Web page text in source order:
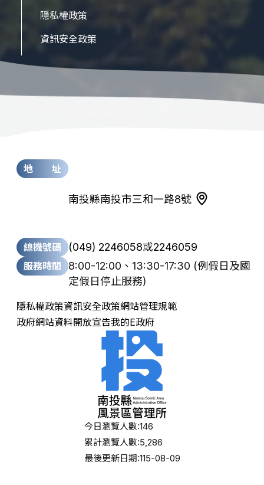
隱私權政策
資訊安全政策
今日瀏覽人數:146
累計瀏覽人數:5,286
最後更新日期:115-08-09
地 址
南投縣南投市三和一路8號
總機號碼 (049) 2246058或2246059
服務時間 8:00-12:00、13:30-17:30 (例假日及國
定假日停止服務)
隱私權政策資訊安全政策網站管理規範
政府網站資料開放宣告我的E政府